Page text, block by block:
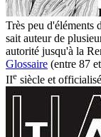
Très peu d'éléments
sait auteur de
autorité jusqu'à la
Glossaire (entre 87
IIe siècle et